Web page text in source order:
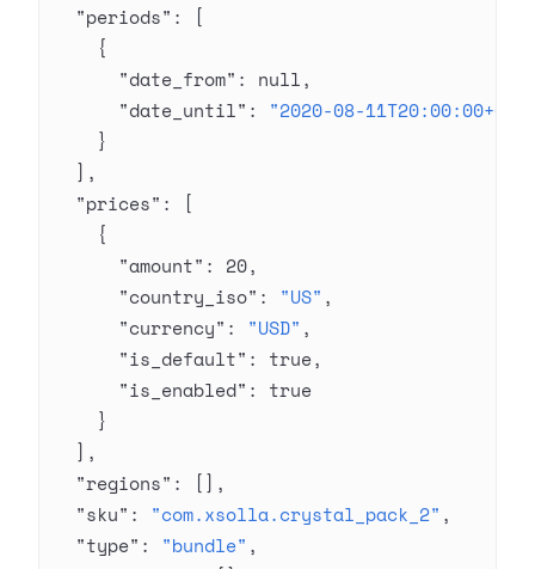
  "periods"
: [
    {
      "date_from"
: null,
      "date_until"
: "2020-08-
    }
  ],
  "prices"
: [
    {
      "amount"
: 20,
      "country_iso"
: "US" ,
      "currency"
: "USD" ,
      "is_default"
: true,
      "is_enabled"
: true
    }
  ],
  "regions"
: [],
  "sku"
: "com.xsolla.crystal_pack_2" ,
  "type"
: "bundle" ,